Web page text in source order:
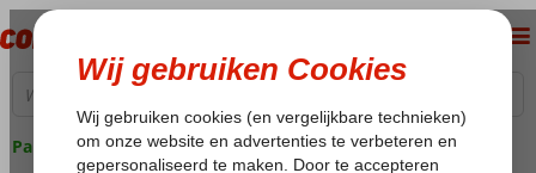
Pakketgarantie